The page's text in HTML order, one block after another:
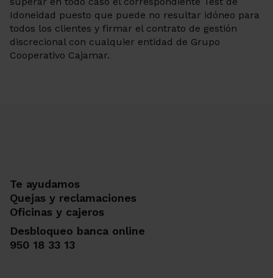
Idoneidad puesto que puede no resultar idóneo para
todos los clientes y firmar el contrato de gestión
discrecional con cualquier entidad de Grupo
Cooperativo Cajamar.
Te ayudamos
Quejas y reclamaciones
Oficinas y cajeros
Desbloqueo banca online
950 18 33 13